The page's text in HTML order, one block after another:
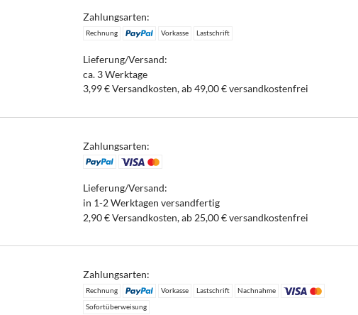
Zahlungsarten:
Rechnung Vorkasse Lastschrift
Lieferung/Versand:
ca. 3 Werktage
3,99 € Versandkosten, ab 49,00 € versandkostenfrei
Zahlungsarten:
Lieferung/Versand:
in 1-2 Werktagen versandfertig
2,90 € Versandkosten, ab 25,00 € versandkostenfrei
Zahlungsarten:
Rechnung Vorkasse Lastschrift
Nachnahme
Sofortüberweisung